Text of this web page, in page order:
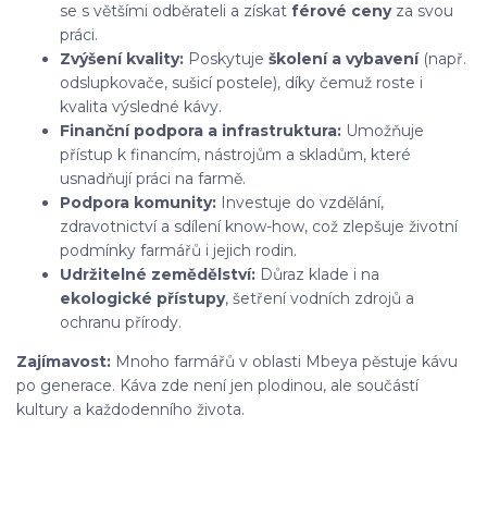
se s většími odběrateli a získat férové cenyza svou
práci.
Zvýšení kvality: Poskytuje školení a vybavení(např.
odslupkovače, sušicí postele), díky čemuž roste i
kvalita výsledné kávy.
Finanční podpora a infrastruktura: Umožňuje
přístup k financím, nástrojům a skladům, které
usnadňují práci na farmě.
Podpora komunity: Investuje do vzdělání,
zdravotnictví a sdílení know-how, což zlepšuje životní
podmínky farmářů i jejich rodin.
Udržitelné zemědělství: Důraz klade i na
ekologické přístupy, šetření vodních zdrojů a
ochranu přírody.
Zajímavost: Mnoho farmářů v oblasti Mbeya pěstuje kávu
po generace. Káva zde není jen plodinou, ale součástí
kultury a každodenního života.